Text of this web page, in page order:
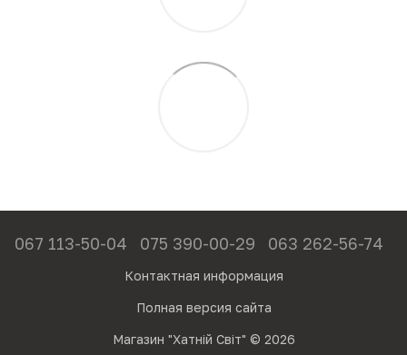
067 113-50-04 075 390-00-29 063 262-56-74
Контактная информация
Полная версия сайта
Магазин "Хатній Світ" © 2026